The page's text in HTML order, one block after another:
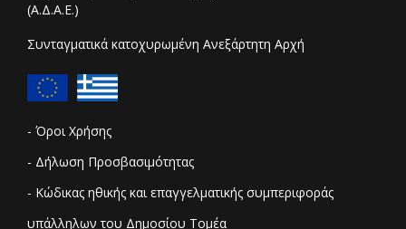
(Α.Δ.Α.Ε.)
Συνταγματικά κατοχυρωμένη Ανεξάρτητη Αρχή
- Όροι Χρήσης
- Δήλωση Προσβασιμότητας
- Κώδικας ηθικής και επαγγελματικής συμπεριφοράς
υπάλληλων του Δημοσίου Τομέα